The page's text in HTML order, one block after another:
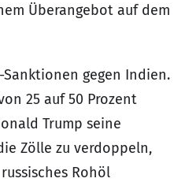
Überangebot auf dem
gegen Indien.
25 auf 50 Prozent
Trump seine
Zölle zu verdoppeln,
Rohöl